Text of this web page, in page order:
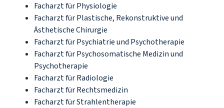
Facharzt für Physiologie
Facharzt für Plastische, Rekonstruktive und
Ästhetische Chirurgie
Facharzt für Psychiatrie und Psychotherapie
Facharzt für Psychosomatische Medizin und
Psychotherapie
Facharzt für Radiologie
Facharzt für Rechtsmedizin
Facharzt für Strahlentherapie